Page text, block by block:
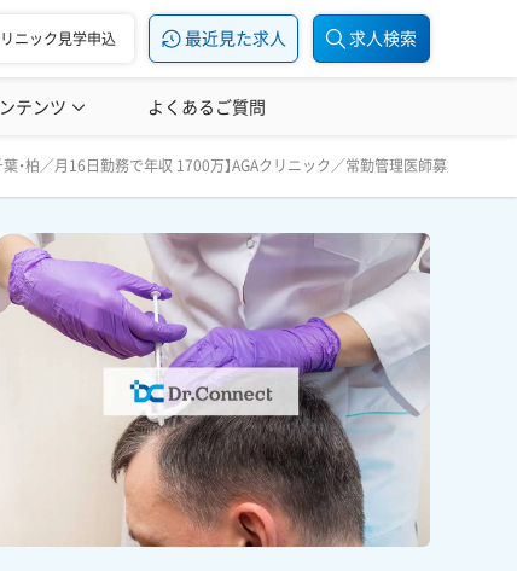
ニック見学申込 最近見た求人 求人検索
テンツ
医療の転職お役立ち記事 美容医療辞典
よくあるご質問
・柏／月16日勤務で年収 1700万】AGAクリニック／常勤管理医師募集／未
未経験OK／月16～20日勤務でOK／引っ越し費用相談可